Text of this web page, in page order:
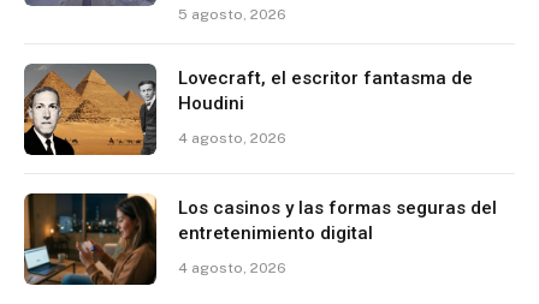
5 agosto, 2026
Lovecraft, el escritor fantasma de
Houdini
4 agosto, 2026
Los casinos y las formas seguras del
entretenimiento digital
4 agosto, 2026